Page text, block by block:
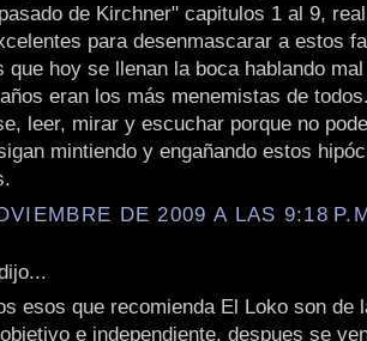
de Kirchner" capitulos 1 al 9,
para desenmascarar a estos
que hoy se llenan la boca hablando
eran los más menemistas de
leer, mirar y escuchar porque no
mintiendo y engañando estos
DE 2009 A LAS 9:18
esos que recomienda El Loko son de
e independiente, despues se